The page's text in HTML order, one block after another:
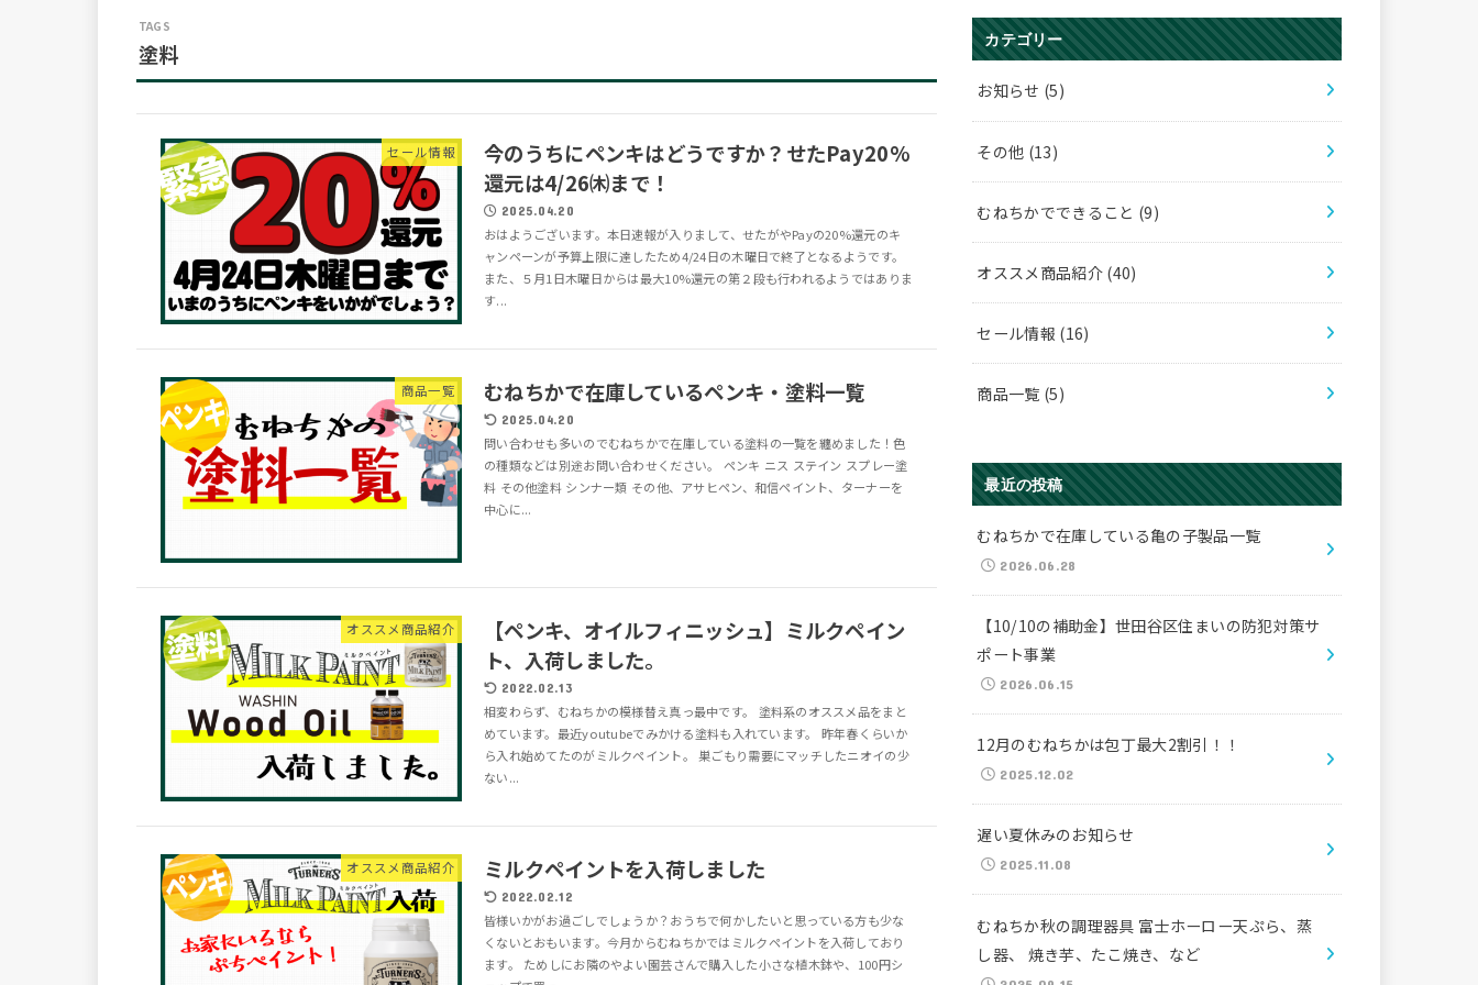
塗料
セール情報
今のうちにペンキはどうですか？せたPay20%
還元は4/26㈭まで！
2025.04.20
おはようございます。本日速報が入りまして、せたがやPayの20%還元のキ
ャンペーンが予算上限に達したため4/24日の木曜日で終了となるようです。
また、５月1日木曜日からは最大10%還元の第２段も行われるようではありま
す...
商品一覧 むねちかで在庫しているペンキ・塗料一覧
2025.04.20
問い合わせも多いのでむねちかで在庫している塗料の一覧を纏めました！色
の種類などは別途お問い合わせください。 ペンキ ニス ステイン スプレー塗
料 その他塗料 シンナー類 その他、アサヒペン、和信ペイント、ターナーを
中心に...
オススメ商品紹介
【ペンキ、オイルフィニッシュ】ミルクペイン
ト、入荷しました。
2022.02.13
相変わらず、むねちかの模様替え真っ最中です。 塗料系のオススメ品をまと
めています。最近youtubeでみかける塗料も入れています。 昨年春くらいか
ら入れ始めてたのがミルクペイント。 巣ごもり需要にマッチしたニオイの少
ない...
オススメ商品紹介 ミルクペイントを入荷しました
2022.02.12
皆様いかがお過ごしでしょうか？おうちで何かしたいと思っている方も少な
くないとおもいます。今月からむねちかではミルクペイントを入荷しており
ます。 ためしにお隣のやよい園芸さんで購入した小さな植木鉢や、100円シ
カテゴリー
お知らせ (5)
その他 (13)
むねちかでできること (9)
オススメ商品紹介 (40)
セール情報 (16)
商品一覧 (5)
最近の投稿
むねちかで在庫している亀の子製品一覧
2026.06.28
【10/10の補助金】世田谷区住まいの防犯対策サ
ポート事業
2026.06.15
12月のむねちかは包丁最大2割引！！
2025.12.02
遅い夏休みのお知らせ
2025.11.08
むねちか秋の調理器具 富士ホーロー天ぷら、蒸
し器、 焼き芋、たこ焼き、など